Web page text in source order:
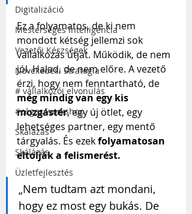
Digitalizáció
Mesterséges Intelligencia
Vezetői Készségek
Növekedési Stratégia
# vállalkozói elvonulás
#céges workshop
Skálázás
Skálázás
Üzletfejlesztés
Ez a folyamatos, de ki nem
mondott kétség jellemzi sok
vállalkozás útját. Működik, de nem
jól. Halad, de nem előre. A vezető
érzi, hogy nem fenntartható, de
még mindig van egy kis
mozgástér, egy új ötlet, egy
lehetséges partner, egy mentő
tárgyalás. És ezek folyamatosan
eltolják a felismerést.
„Nem tudtam azt mondani,
hogy ez most egy bukás. De